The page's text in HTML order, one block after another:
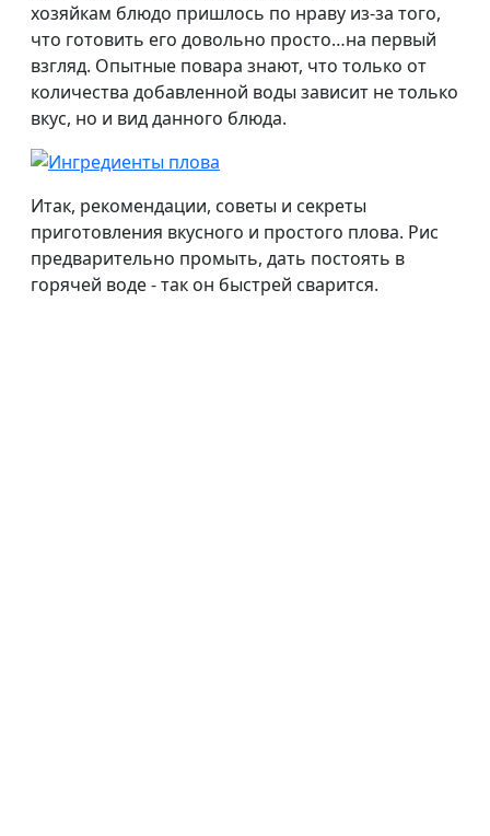
хозяйкам блюдо пришлось по нраву из-за того,
что готовить его довольно просто…на первый
взгляд. Опытные повара знают, что только от
количества добавленной воды зависит не только
вкус, но и вид данного блюда.
Итак, рекомендации, советы и секреты
приготовления вкусного и простого плова. Рис
предварительно промыть, дать постоять в
горячей воде - так он быстрей сварится.